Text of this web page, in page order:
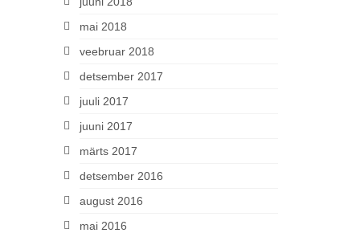
mai 2018
veebruar 2018
detsember 2017
juuli 2017
juuni 2017
märts 2017
detsember 2016
august 2016
mai 2016